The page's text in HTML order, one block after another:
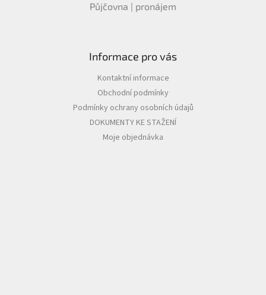
Půjčovna | pronájem
Informace pro vás
Kontaktní informace
Obchodní podmínky
Podmínky ochrany osobních údajů
DOKUMENTY KE STAŽENÍ
Moje objednávka